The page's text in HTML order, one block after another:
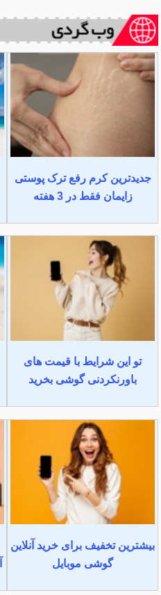
جدیدترین کرم رفع ترک پوستی
زایمان فقط در 3 هفته
تو این شرایط با قیمت های
باورنکردنی گوشی بخرید
بیشترین تخفیف برای خرید آنلاین
گوشی موبایل